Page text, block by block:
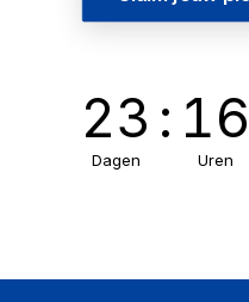
23
Dagen
: 16
Uren